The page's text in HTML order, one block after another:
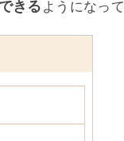
きる ようになっ